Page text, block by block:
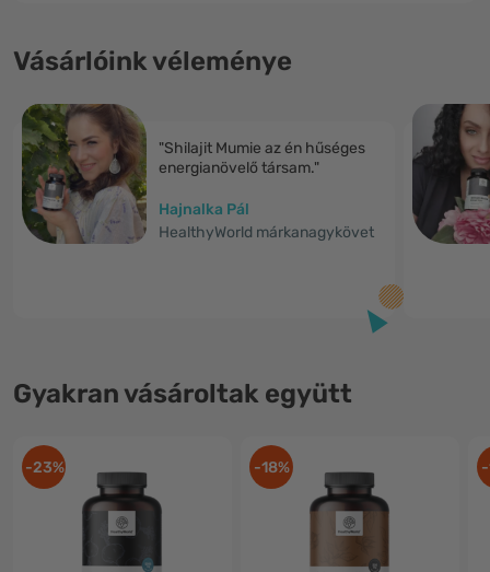
Vásárlóink véleménye
"Shilajit Mumie az én hűséges
energianövelő társam."
Hajnalka Pál
HealthyWorld márkanagykövet
Gyakran vásároltak együtt
-23% -18% -